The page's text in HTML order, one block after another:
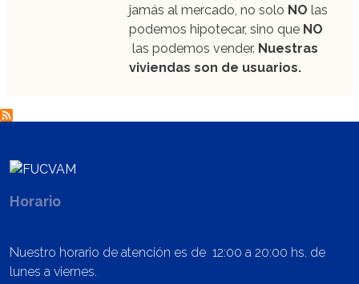
jamás al mercado, no solo NO las
podemos hipotecar, sino que NO
las podemos vender. Nuestras
viviendas son de usuarios.
Horario
Nuestro horario de atención es de 12:00 a 20:00 hs. de
lunes a viernes.